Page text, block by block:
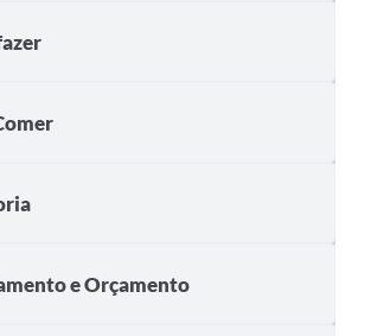
e Orçamento